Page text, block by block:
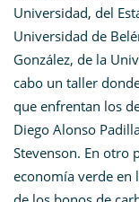
Universidad, del
Universidad de
González, de la
cabo un taller
que enfrentan los
Diego Alonso
Stevenson. En otro
economía verde en